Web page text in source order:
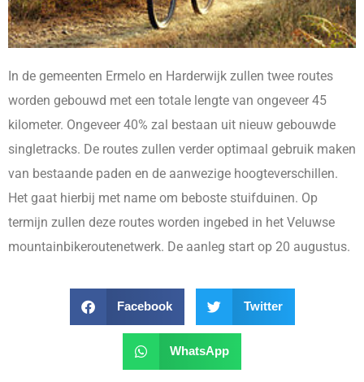
In de gemeenten Ermelo en Harderwijk zullen twee routes
worden gebouwd met een totale lengte van ongeveer 45
kilometer. Ongeveer 40% zal bestaan uit nieuw gebouwde
singletracks. De routes zullen verder optimaal gebruik maken
van bestaande paden en de aanwezige hoogteverschillen.
Het gaat hierbij met name om beboste stuifduinen. Op
termijn zullen deze routes worden ingebed in het Veluwse
mountainbikeroutenetwerk. De aanleg start op 20 augustus.
Facebook Twitter
WhatsApp